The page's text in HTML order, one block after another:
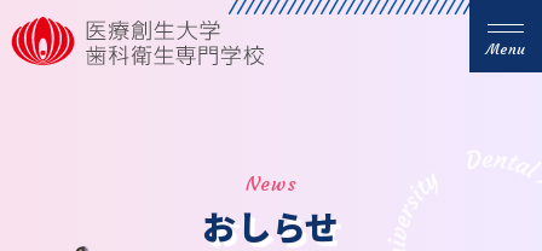
Menu
News
おしらせ